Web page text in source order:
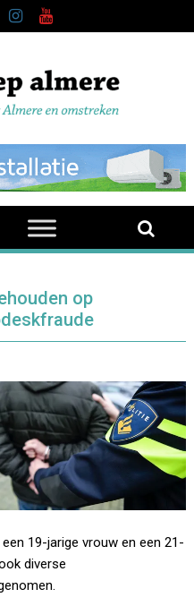
op
19-jarige vrouw en een 21-
diverse